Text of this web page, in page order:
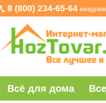
8 (800) 234-65-64
Всё для дома